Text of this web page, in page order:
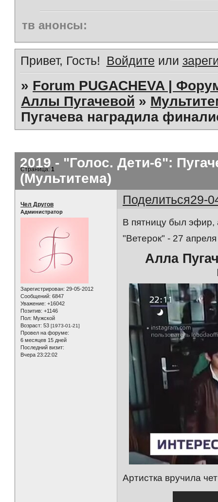
тв анонсы:
Привет, Гость! Войдите или
» Forum PUGACHEVA |
Аллы Пугачевой »
Пугачева наградила
2019 - "Голос. Дети-6":
(Мультитема)
Страница:1
Поделиться29-
Чел Другов
Администратор
Зарегистрирован: 29-05-2012
Сообщений: 6847
Уважение: +16042
Позитив: +1146
Пол: Мужской
Возраст: 53 [1973-01-21]
Провел на форуме:
6 месяцев 15 дней
Последний визит:
Вчера 23:22:02
В пятницу был эфир,
"Ветерок" - 27 апреля
Алла
Артистка вручила